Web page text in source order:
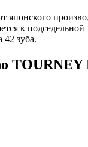
к
42 зуба.